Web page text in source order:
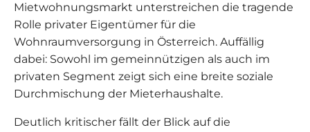
Mietwohnungsmarkt unterstreichen die tragende
Rolle privater Eigentümer für die
Wohnraumversorgung in Österreich. Auffällig
dabei: Sowohl im gemeinnützigen als auch im
privaten Segment zeigt sich eine breite soziale
Durchmischung der Mieterhaushalte.
Deutlich kritischer fällt der Blick auf die